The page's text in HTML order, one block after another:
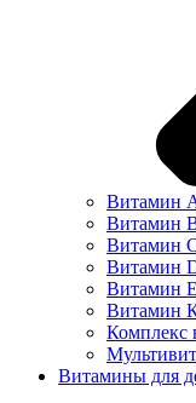
Витамин
Витамин
Витамин
Витамин
Витамин Е
Витамин
Комплекс
Витамины для